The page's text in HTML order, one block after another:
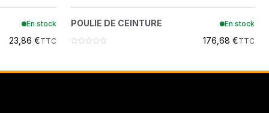
En stock
23,86 €TTC
?
7466873
POULIE DE CEINTURE En stock
176,68 €TTC